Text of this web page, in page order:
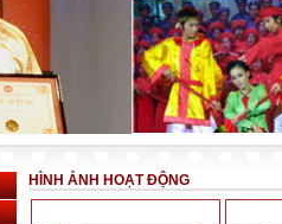
HÌNH ẢNH HOẠT ĐỘNG